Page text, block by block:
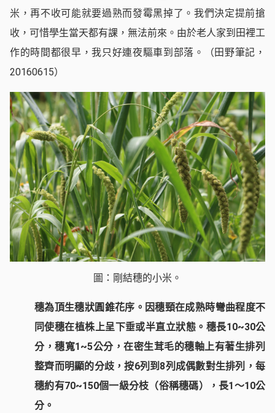
米，再不收可能就要過熟而發霉黑掉了。我們決定提前搶
收，可惜學生當天都有課，無法前來。由於老人家到田裡工
作的時間都很早，我只好連夜驅車到部落。（田野筆記，
20160615）
圖：剛結穗的小米。
穗為頂生穗狀圓錐花序。因穗頸在成熟時彎曲程度不
同使穗在植株上呈下垂或半直立狀態。穗長10~30公
分，穗寬1~5公分，在密生茸毛的穗軸上有著生排列
整齊而明顯的分歧，按6列到8列成偶數對生排列，每
穗約有70~150個一級分枝（俗稱穗碼），長1～10公
分。